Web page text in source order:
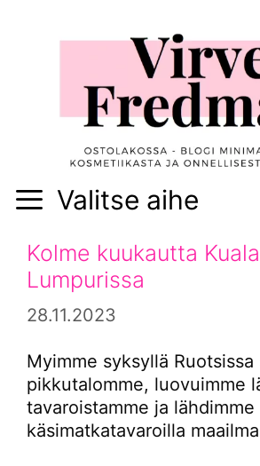
Valitse aihe
Kolme kuukautta Kuala
Lumpurissa
28.11.2023
Myimme syksyllä
pikkutalomme, luovuimme
tavaroistamme ja lähdimme
käsimatkatavaroilla